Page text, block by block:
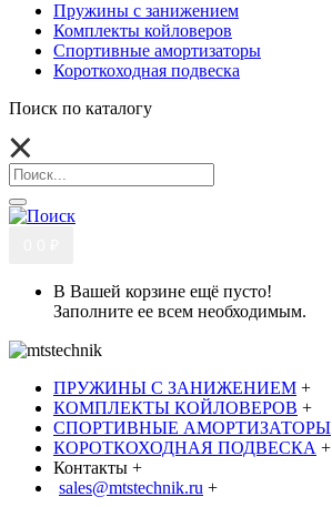
Пружины с занижением
Комплекты койловеров
Спортивные амортизаторы
Короткоходная подвеска
Поиск по каталогу
В Вашей корзине ещё пусто!
Заполните ее всем необходимым.
ПРУЖИНЫ С ЗАНИЖЕНИЕМ +
КОМПЛЕКТЫ КОЙЛОВЕРОВ +
СПОРТИВНЫЕ АМОРТИЗАТОРЫ
КОРОТКОХОДНАЯ ПОДВЕСКА +
Контакты +
sales@mtstechnik.ru +